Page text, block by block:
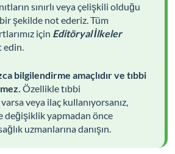
sınırlı veya çelişkili olduğu
şekilde not ederiz. Tüm
için Editöryal İlkeler
edin.
bilgilendirme amaçlıdır ve tıbbi
Özellikle tıbbi
varsa veya ilaç kullanıyorsanız,
değişiklik yapmadan önce
uzmanlarına danışın.